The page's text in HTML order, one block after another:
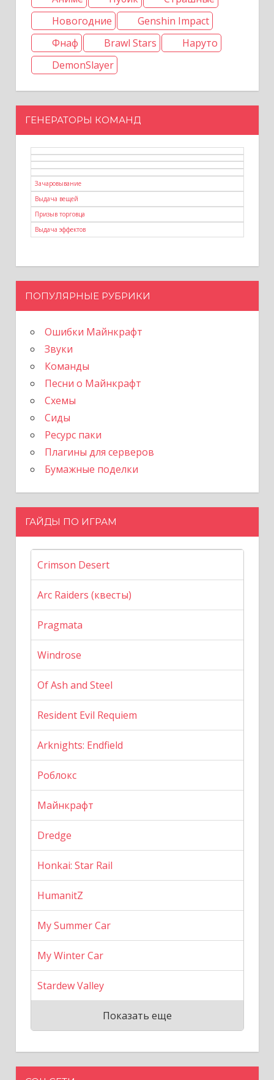
Новогодние
Genshin Impact
Фнаф
Brawl Stars
Наруто
DemonSlayer
ГЕНЕРАТОРЫ КОМАНД
Зачаровывание
Выдача вещей
Призыв торговца
Выдача эффектов
ПОПУЛЯРНЫЕ РУБРИКИ
Ошибки Майнкрафт
Звуки
Команды
Песни о Майнкрафт
Схемы
Сиды
Ресурс паки
Плагины для серверов
Бумажные поделки
ГАЙДЫ ПО ИГРАМ
Crimson Desert
Arc Raiders (квесты)
Pragmata
Windrose
Of Ash and Steel
Resident Evil Requiem
Arknights: Endfield
Роблокс
Майнкрафт
Dredge
Honkai: Star Rail
HumanitZ
My Summer Car
My Winter Car
Stardew Valley
Показать еще